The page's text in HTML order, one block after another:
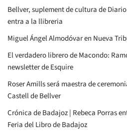
Bellver, suplement de cultura de
entra a la llibreria
Miguel Ángel Almodóvar en Nueva
El verdadero librero de Macondo:
newsletter de Esquire
Roser Amills será maestra de
Castell de Bellver
Crónica de Badajoz | Rebeca Porras
Feria del Libro de Badajoz